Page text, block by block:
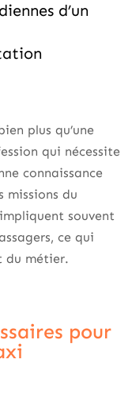
d’un
plus qu’une
qui nécessite
connaissance
missions du
souvent
ce qui
du métier.
pour